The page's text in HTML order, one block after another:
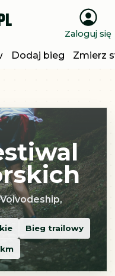
Zaloguj się
Dodaj bieg Zmierz
Bieg trailowy